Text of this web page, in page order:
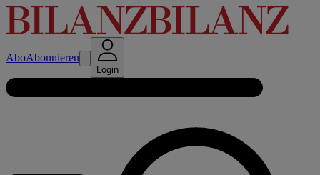
AboAbonnieren
Login